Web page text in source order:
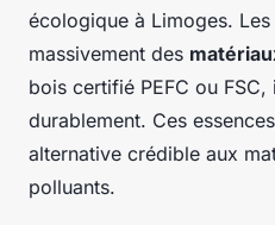
écologique à Limoges.
massivement des
bois certifié PEFC ou
durablement. Ces
alternative crédible aux
polluants.